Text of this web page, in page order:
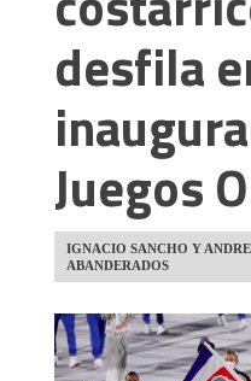
desfila
Juegos
IGNACIO SANCHO Y
ABANDERADOS